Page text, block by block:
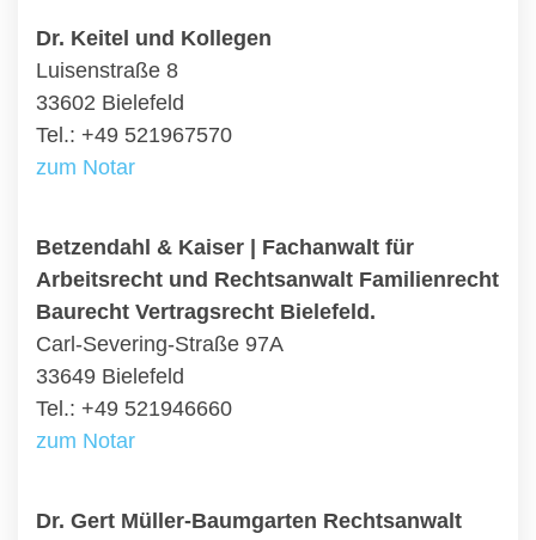
Dr. Keitel und Kollegen
Luisenstraße 8
33602 Bielefeld
Tel.: +49 521967570
zum Notar
Betzendahl & Kaiser | Fachanwalt für
Arbeitsrecht und Rechtsanwalt Familienrecht
Baurecht Vertragsrecht Bielefeld.
Carl-Severing-Straße 97A
33649 Bielefeld
Tel.: +49 521946660
zum Notar
Dr. Gert Müller-Baumgarten Rechtsanwalt